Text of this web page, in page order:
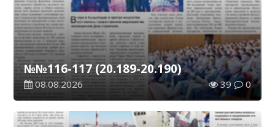
№№116-117 (20.189-20.190)
08.08.2026 39 0